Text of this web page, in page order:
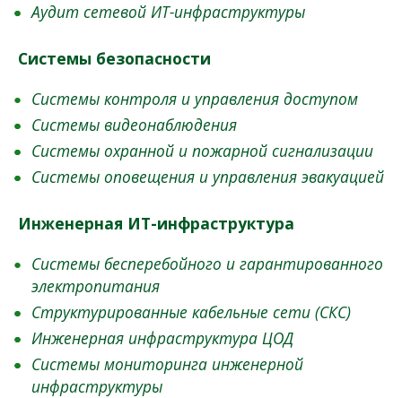
Аудит сетевой ИТ-инфраструктуры
Системы безопасности
Системы контроля и управления доступом
Системы видеонаблюдения
Системы охранной и пожарной сигнализации
Системы оповещения и управления эвакуацией
Инженерная ИТ-инфраструктура
Системы бесперебойного и гарантированного
электропитания
Структурированные кабельные сети (СКС)
Инженерная инфраструктура ЦОД
Системы мониторинга инженерной
инфраструктуры